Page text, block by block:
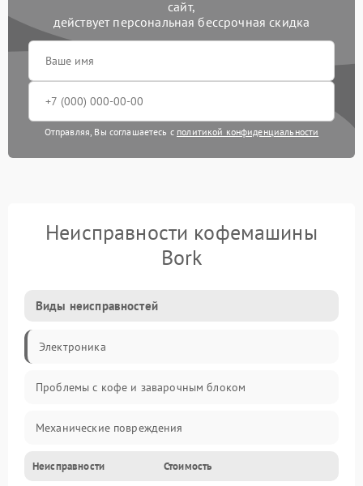
сайт,
действует персональная бессрочная скидка
Отправляя, Вы соглашаетесь с политикой конфиденциальности
Неисправности кофемашины
Bork
Виды неисправностей
Электроника
Проблемы с кофе и заварочным блоком
Механические повреждения
Прочие неисправности
Неисправности Стоимость